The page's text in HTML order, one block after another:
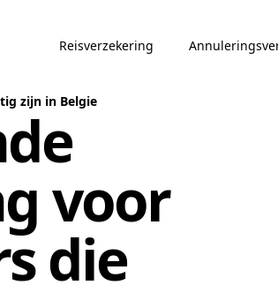
Reisverzekering
zijn in Belgie
voor
die